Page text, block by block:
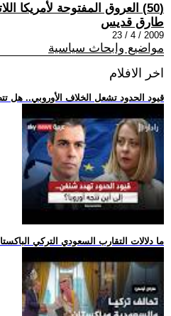
(50) العروق المفتوحة لأمريكا اللاتينية
طارق قديس
2009 / 4 / 23
مواضيع وابحاث سياسية
اخر الافلام
.. قيود الحدود تشعل الخلاف الأوروبي.. هل
.. ما دلالات التقارب السعودي التركي